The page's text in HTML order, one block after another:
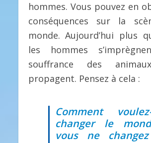
hommes. Vous pouvez en
conséquences sur la
monde. Aujourd’hui plus
les hommes
souffrance des
propagent. Pensez à cela :
Comment
changer le
vous ne